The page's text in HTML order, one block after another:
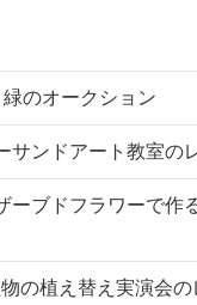
のオークション
ンドアート教室の
ブドフラワーで作
の植え替え実演会の